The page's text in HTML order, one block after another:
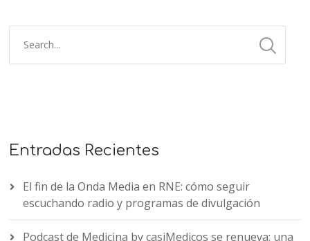
Entradas Recientes
El fin de la Onda Media en RNE: cómo seguir
escuchando radio y programas de divulgación
Podcast de Medicina by casiMedicos se renueva: una